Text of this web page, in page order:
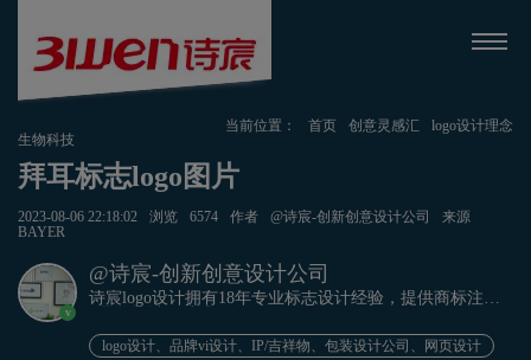
当前位置： 首页 创意灵感汇
logo设计理念
生物科技
拜耳标志logo图片
2023-08-06 22:18:02 浏览 6574 作者 @诗宸-创新创意设计公司
来源
BAYER
v
@诗宸-创新创意设计公司
诗宸logo设计拥有18年专业标志设计经验，提供商标注册
logo设计、品牌vi设计、IP/吉祥物、包装设计公司、网页设计